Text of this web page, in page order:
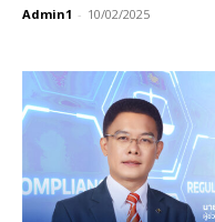
Admin1 - 10/02/2025